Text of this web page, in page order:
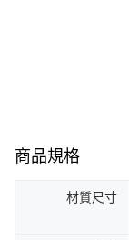
商品規格
材質尺寸